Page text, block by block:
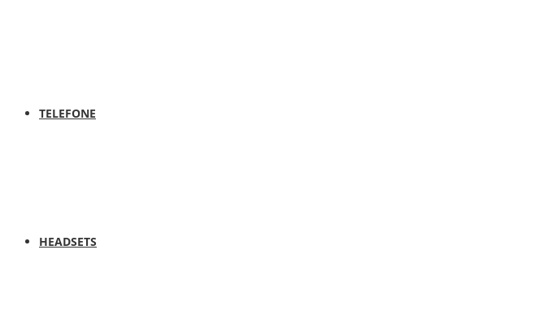
TELEFONE
HEADSETS